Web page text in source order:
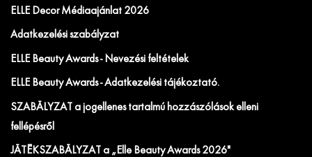
ELLE Decor Médiaajánlat 2026
Adatkezelési szabályzat
ELLE Beauty Awards - Nevezési feltételek
ELLE Beauty Awards - Adatkezelési tájékoztató.
SZABÁLYZAT a jogellenes tartalmú hozzászólások elleni
fellépésről
JÁTÉKSZABÁLYZAT a „Elle Beauty Awards 2026"